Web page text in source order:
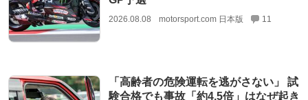
2026.08.08 motorsport.com 日本版 11
「高齢者の危険運転を逃がさない」 試
験合格でも事故「約4.5倍」はなぜ起き